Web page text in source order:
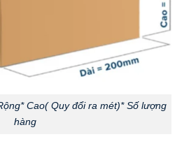
Cao( Quy đổi ra mét)* Số lượng
hàng